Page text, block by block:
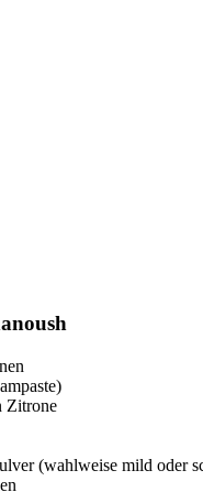
Zitrone
(wahlweise mild oder